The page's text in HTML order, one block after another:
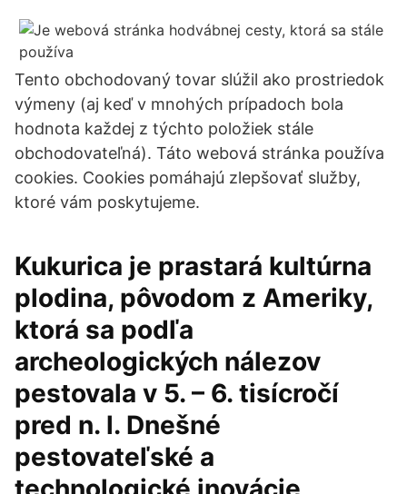
Tento obchodovaný tovar slúžil ako prostriedok
výmeny (aj keď v mnohých prípadoch bola
hodnota každej z týchto položiek stále
obchodovateľná). Táto webová stránka používa
cookies. Cookies pomáhajú zlepšovať služby,
ktoré vám poskytujeme.
Kukurica je prastará kultúrna
plodina, pôvodom z Ameriky,
ktorá sa podľa
archeologických nálezov
pestovala v 5. – 6. tisícročí
pred n. l. Dnešné
pestovateľské a